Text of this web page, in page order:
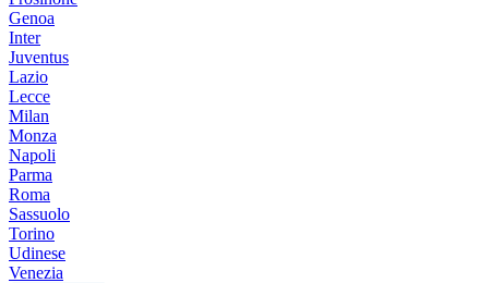
Genoa
Inter
Juventus
Lazio
Lecce
Milan
Monza
Napoli
Parma
Roma
Sassuolo
Torino
Udinese
Venezia